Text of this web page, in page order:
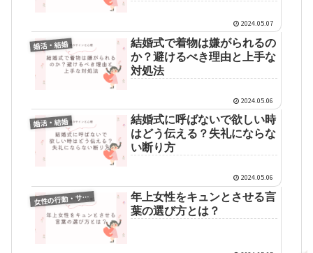
2024.05.07
婚活・結婚
結婚式で着物は嫌がられるの
か？避けるべき理由と上手な
対処法
2024.05.06
婚活・結婚
結婚式に呼ばないで欲しい時
はどう伝える？失礼にならな
い断り方
2024.05.06
女
性の行動・サイン
年上女性をキュンとさせる言
葉の選び方とは？